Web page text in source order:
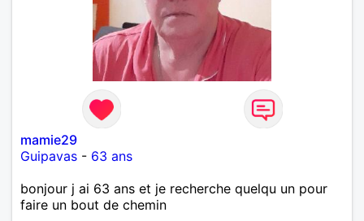
mamie29
Guipavas - 63 ans
bonjour j ai 63 ans et je recherche quelqu un pour
faire un bout de chemin